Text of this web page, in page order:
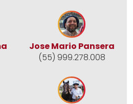
Jose Mario Pansera
(55) 999.278.008